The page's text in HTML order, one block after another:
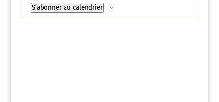
S’abonner au calendrier